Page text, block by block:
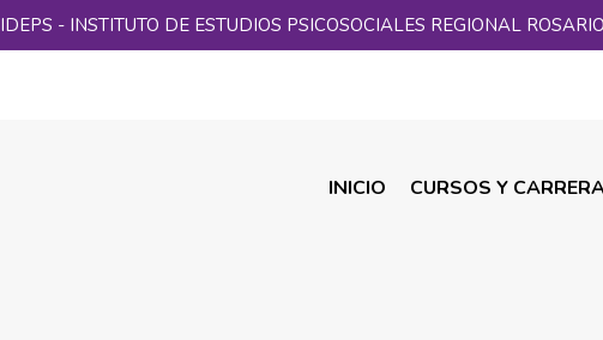
IDEPS - INSTITUTO DE ESTUDIOS PSICOSOCIALES REGIONAL ROSARIO
INICIO CURSOS Y